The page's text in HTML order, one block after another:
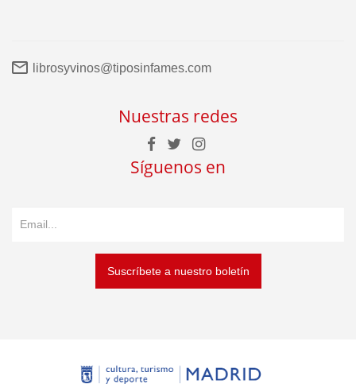
librosyvinos@tiposinfames.com
Nuestras redes
Síguenos en
Suscríbete a nuestro boletín